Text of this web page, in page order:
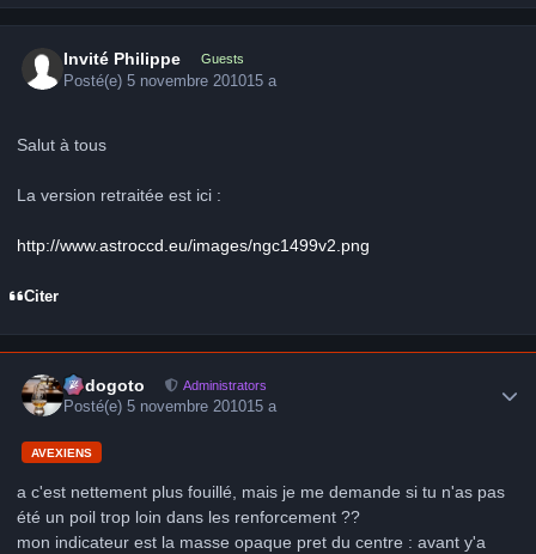
Invité Philippe Guests
Posté(e)5 novembre 201015 a
Salut à tous
La version retraitée est ici :
http://www.astroccd.eu/images/ngc1499v2.png
Citer
frédogoto Administrators
Posté(e)5 novembre 201015 a
AVEXIENS
a c'est nettement plus fouillé, mais je me demande si tu n'as pas
été un poil trop loin dans les renforcement ??
mon indicateur est la masse opaque pret du centre : avant y'a